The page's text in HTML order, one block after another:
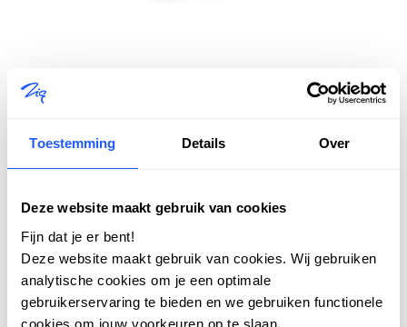
Toestemming Details Over
Deze website maakt gebruik van cookies
Fijn dat je er bent!
Deze website maakt gebruik van cookies. Wij gebruiken
analytische cookies om je een optimale
gebruikerservaring te bieden en we gebruiken functionele
cookies om jouw voorkeuren op te slaan.
Versnel het verhuurproces
en een soepel verloop van elke woningtoewijzing. Zo
Slimmere beschikbaarheid
Nieuwe woningen, doorstroomregelingen of
leegstandsbeheer: slimme modules helpen je
woningen sneller beschikbaar te maken en
leegstand te minimaliseren.